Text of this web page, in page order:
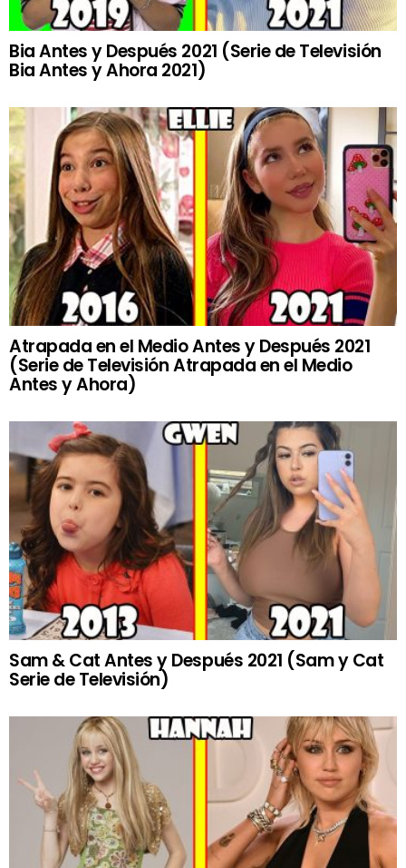
Bia Antes y Después 2021 (Serie de Televisión
Bia Antes y Ahora 2021)
Atrapada en el Medio Antes y Después 2021
(Serie de Televisión Atrapada en el Medio
Antes y Ahora)
Sam & Cat Antes y Después 2021 (Sam y Cat
Serie de Televisión)